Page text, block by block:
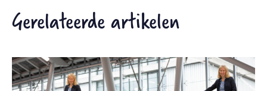
Gerelateerde artikelen